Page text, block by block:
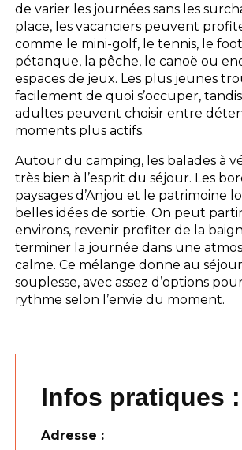
de varier les journées sans les
place, les vacanciers peuvent
comme le mini-golf, le tennis, le
pétanque, la pêche, le canoë ou
espaces de jeux. Les plus jeunes
facilement de quoi s’occuper,
adultes peuvent choisir entre
moments plus actifs.
Autour du camping, les balades à
très bien à l’esprit du séjour. Les
paysages d’Anjou et le patrimoine
belles idées de sortie. On peut
environs, revenir profiter de la
terminer la journée dans une
calme. Ce mélange donne au
souplesse, avec assez d’options
rythme selon l’envie du moment.
Infos pratiques :
Adresse :